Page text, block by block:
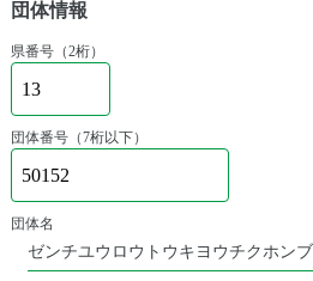
団体情報
県番号（2桁）
団体番号（7桁以下）
団体名
ゼンチユウロウトウキヨウチクホンブ